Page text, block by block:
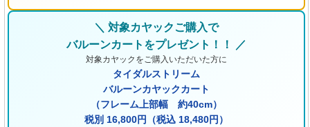
＼ 対象カヤックご購入で
バルーンカートをプレゼント！！ ／
対象カヤックをご購入いただいた方に
タイダルストリーム
バルーンカヤックカート
（フレーム上部幅 約40cm）
税別 16,800円（税込 18,480円）